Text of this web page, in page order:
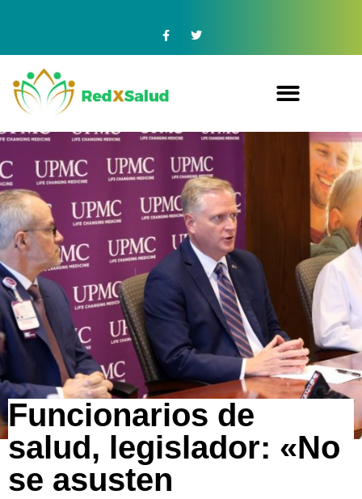
Funcionarios de
salud, legislador: «No
se asusten